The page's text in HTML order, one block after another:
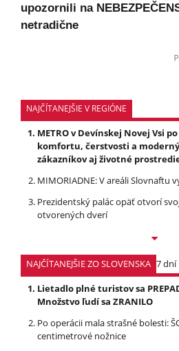
upozornili na
netradične
NAJČÍTANEJŠIE V REGIÓNE
METRO v Devínskej Novej Vsi
komfortu, čerstvosti a
zákazníkov aj životné
MIMORIADNE: V areáli Slovnaftu
Prezidentský palác opäť otvorí
otvorených dverí
NAJČÍTANEJŠIE ZO SLOVENSKA 7 dní
Lietadlo plné turistov sa
Množstvo ľudí sa ZRANILO
Po operácii mala strašné bolesti:
centimetrové nožnice